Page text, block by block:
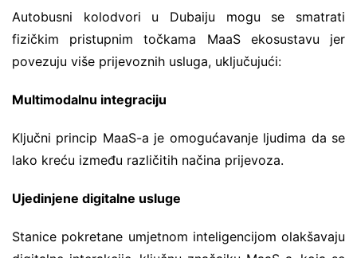
Autobusni kolodvori u Dubaiju mogu se smatrati
fizičkim pristupnim točkama MaaS ekosustavu jer
povezuju više prijevoznih usluga, uključujući:
Multimodalnu integraciju
Ključni princip MaaS-a je omogućavanje ljudima da se
lako kreću između različitih načina prijevoza.
Ujedinjene digitalne usluge
Stanice pokretane umjetnom inteligencijom olakšavaju